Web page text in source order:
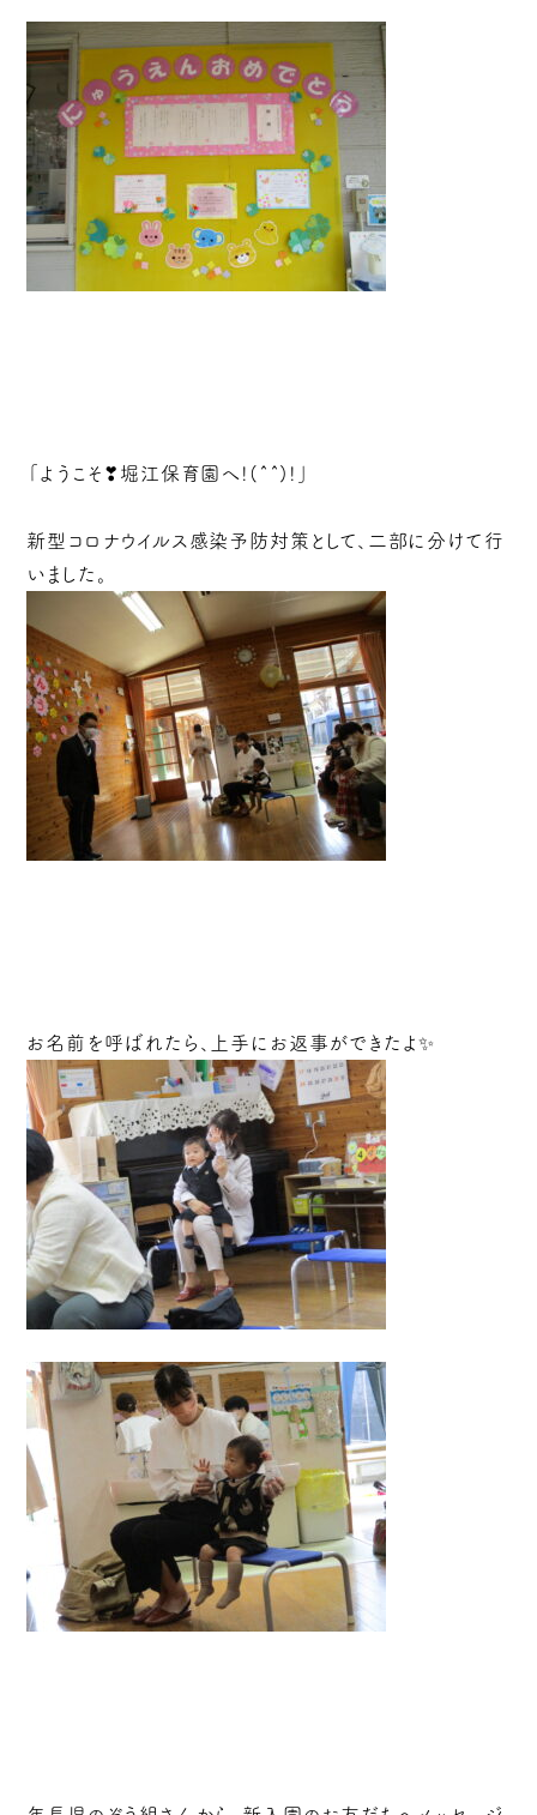
「ようこそ❣堀江保育園へ!(^^)!」
新型コロナウイルス感染予防対策として、二部に分けて行
いました。
お名前を呼ばれたら、上手にお返事ができたよ✨